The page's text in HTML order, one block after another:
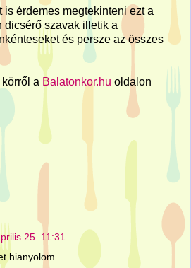
is érdemes megtekinteni ezt a
dicsérő szavak illetik a
és persze az összes
a Balatonkor.hu oldalon
25. 11:31
hianyolom...